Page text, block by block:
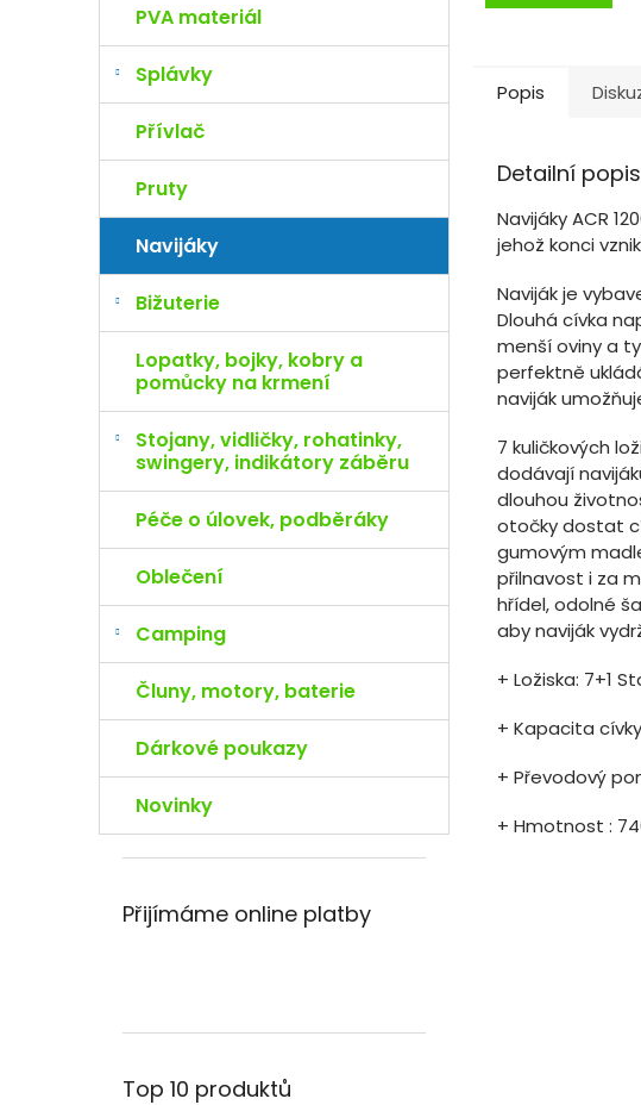
PVA materiál
Splávky
Přívlač
Pruty
Navijáky
Bižuterie
Lopatky, bojky, kobry a
pomůcky na krmení
Stojany, vidličky, rohatinky,
swingery, indikátory záběru
Péče o úlovek, podběráky
Oblečení
Camping
Čluny, motory, baterie
Dárkové poukazy
Novinky
Přijímáme online platby
Top 10 produktů
Popis
Detailní
Navijáky ACR
jehož konci
Naviják je
Dlouhá cívka
menší oviny a
perfektně
naviják
7 kuličkových
dodávají
dlouhou
otočky dostat
gumovým
přilnavost i za
hřídel, odolné
aby naviják
+ Ložiska: 7+1
+ Kapacita
+ Převodový
+ Hmotnost :